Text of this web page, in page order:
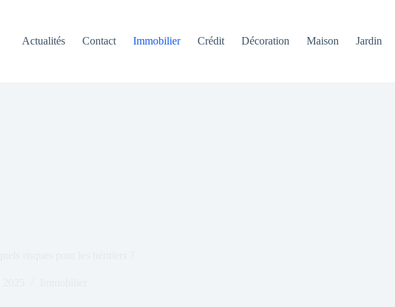
Actualités
Contact Immobilier Crédit Décoration Maison Jardin